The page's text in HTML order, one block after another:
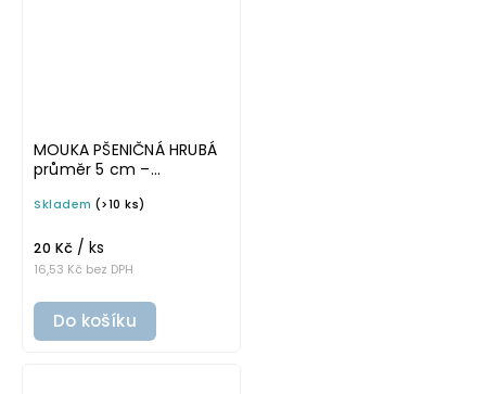
MOUKA PŠENIČNÁ HRUBÁ
průměr 5 cm –
písmu, omyvatelná
potravinové dózy
Skladem (>10 ks)
16,53 Kč bez DPH
20 Kč / ks
Do košíku